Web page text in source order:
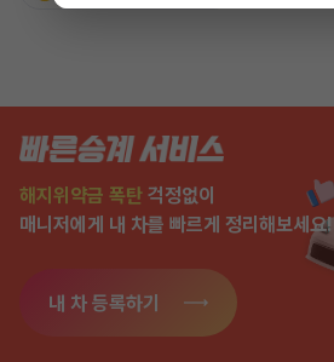
해지위약금 폭탄 걱정없이
매니저에게 내 차를 빠르게 정리해보세요!
내 차 등록하기